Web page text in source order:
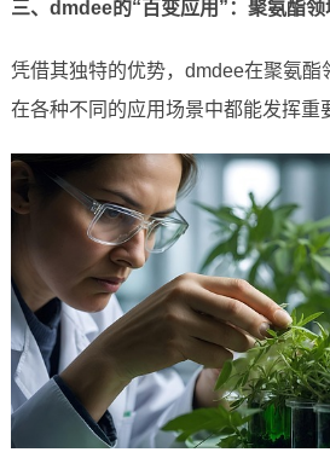
三、dmdee的“百变应用”：聚氨酯领
凭借其独特的优势，dmdee在聚氨酯
在各种不同的应用场景中都能发挥重